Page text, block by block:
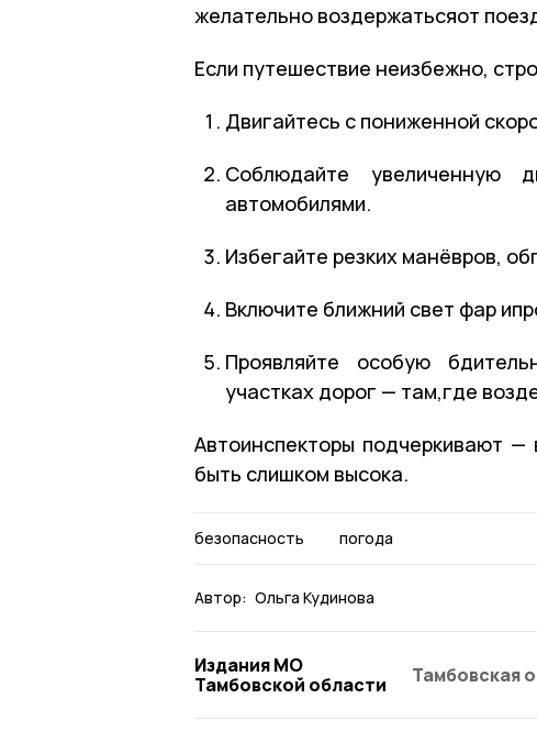
желательно воздержатьсяот
Если путешествие неизбежно,
Двигайтесь с пониженной
Соблюдайте увеличенную
автомобилями.
Избегайте резких манёвров,
Включите ближний свет фар и
Проявляйте особую
участках дорог — там,где
Автоинспекторы подчеркивают —
быть слишком высока.
безопасность погода
Автор: Ольга Кудинова
Издания МО
Тамбовской области
Тамбовская